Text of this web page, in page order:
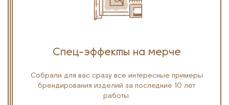
Спец-эффекты на мерче
Собрали для вас сразу все интересные примеры
брендирования изделий за последние 10 лет
работы.